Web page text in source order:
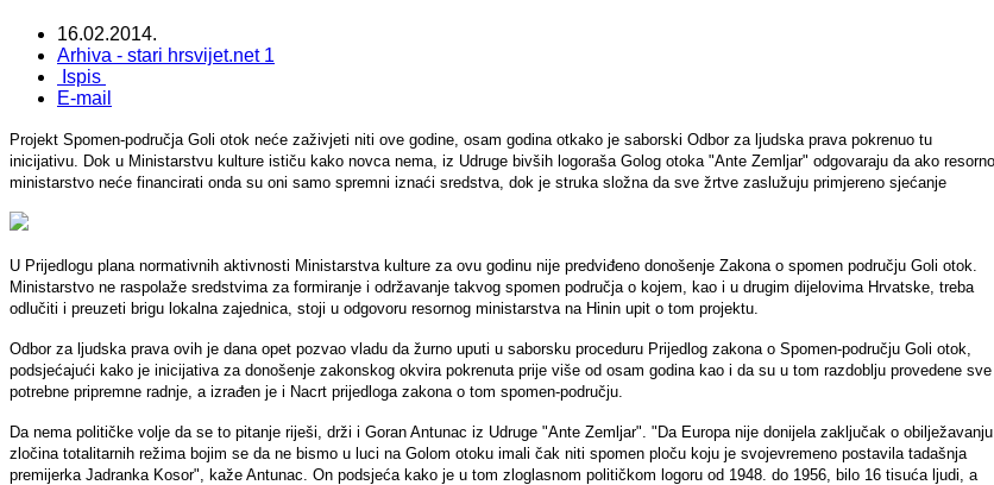
16.02.2014.
Arhiva - stari hrsvijet.net 1
Ispis
E-mail
Projekt Spomen-područja Goli otok neće zaživjeti niti ove godine, osam godina otkako je saborski Odbor za ljudska prava pokrenuo tu
inicijativu. Dok u Ministarstvu kulture ističu kako novca nema, iz Udruge bivših logoraša Golog otoka "Ante Zemljar" odgovaraju da ako resorno
ministarstvo neće financirati onda su oni samo spremni iznaći sredstva, dok je struka složna da sve žrtve zaslužuju primjereno sjećanje
U Prijedlogu plana normativnih aktivnosti Ministarstva kulture za ovu godinu nije predviđeno donošenje Zakona o spomen području Goli otok.
Ministarstvo ne raspolaže sredstvima za formiranje i održavanje takvog spomen područja o kojem, kao i u drugim dijelovima Hrvatske, treba
odlučiti i preuzeti brigu lokalna zajednica, stoji u odgovoru resornog ministarstva na Hinin upit o tom projektu.
Odbor za ljudska prava ovih je dana opet pozvao vladu da žurno uputi u saborsku proceduru Prijedlog zakona o Spomen-području Goli otok,
podsjećajući kako je inicijativa za donošenje zakonskog okvira pokrenuta prije više od osam godina kao i da su u tom razdoblju provedene sve
potrebne pripremne radnje, a izrađen je i Nacrt prijedloga zakona o tom spomen-području.
Da nema političke volje da se to pitanje riješi, drži i Goran Antunac iz Udruge "Ante Zemljar". "Da Europa nije donijela zaključak o obilježavanju
zločina totalitarnih režima bojim se da ne bismo u luci na Golom otoku imali čak niti spomen ploču koju je svojevremeno postavila tadašnja
premijerka Jadranka Kosor", kaže Antunac. On podsjeća kako je u tom zloglasnom političkom logoru od 1948. do 1956, bilo 16 tisuća ljudi, a